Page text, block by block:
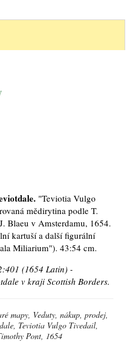
"Teviotia Vulgo
mědirytina podle T.
Blaeu v Amsterdamu, 1654.
kartuší a další figurální
Miliarium"). 43:54 cm.
(1654 Latin) -
v kraji Scottish Borders.
mapy, Veduty, nákup, prodej,
Teviotia Vulgo Tivedail,
Pont, 1654